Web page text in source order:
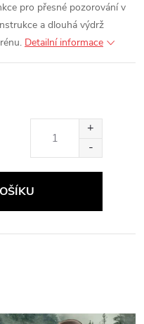
pro přesné pozorování v
a dlouhá výdrž
Detailní informace